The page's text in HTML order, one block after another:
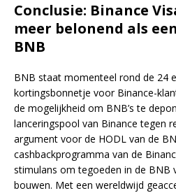
Conclusie: Binance
meer belonend als
BNB
BNB staat momenteel rond de 24
kortingsbonnetje voor Binance-
de mogelijkheid om BNB’s te
lanceringspool van Binance tegen
argument voor de HODL van de
cashbackprogramma van de
stimulans om tegoeden in de BNB
bouwen. Met een wereldwijd